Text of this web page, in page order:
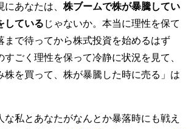
あなたは、 株ブームで株が暴騰してい
している じゃないか。本当に理性を保て
まで待ってから株式投資を始めるはず
すごく理性を保って冷静に状況を見て、
株を買って、株が暴騰した時に売る」は
な私とあなたがなんとか暴落時にも戦え